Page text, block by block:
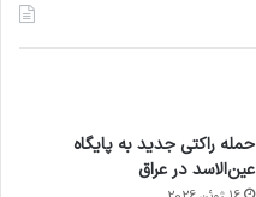
حمله راکتی جدید به پایگاه
عین‌الاسد در عراق